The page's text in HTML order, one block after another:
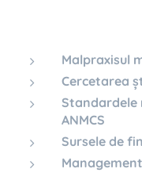
Malpraxisul
Cercetarea
Standardele
ANMCS
Sursele de